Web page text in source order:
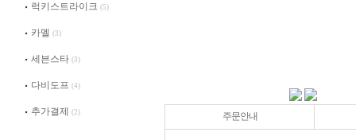
럭키스트라이크 (5)
카멜 (3)
세븐스타 (3)
다비도프 (4)
추가결제 (2) 주문안내